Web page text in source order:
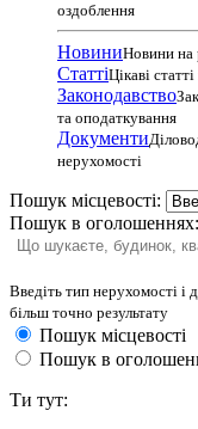
оздоблення
НовиниНовини на
СтаттіЦікаві
Законодавство
та оподаткування
Документи
нерухомості
Пошук місцевості:
Пошук в оголошеннях:
Введіть тип нерухомості
більш точно результату
Пошук місцевості
Пошук в
Ти тут: